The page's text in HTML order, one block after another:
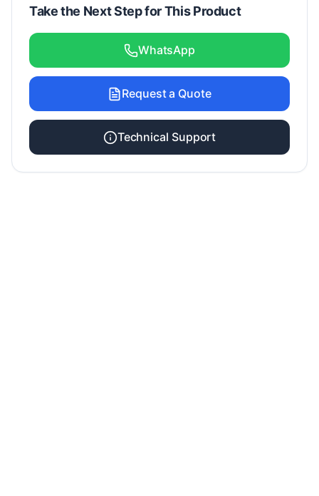
Take the Next Step for This Product
WhatsApp
Request a Quote
Technical Support